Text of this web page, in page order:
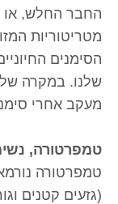
החבר החלש, או
מטריטוריות
הסימנים
שלנו. במקרה
מעקב אחרי
טמפרטורה,
(גזעים קטנים